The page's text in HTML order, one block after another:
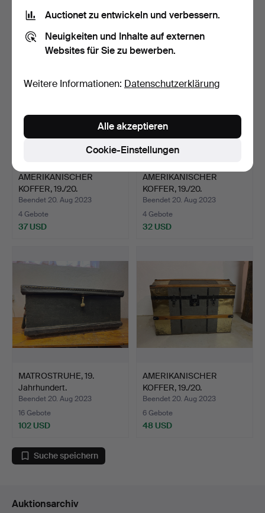
2 Gebote
1 Gebot
AMERIKANISCHER
KOFFER, 19./20.
Jahrhundert.
Beendet 20. Aug 2023
4 Gebote
37 USD
AMERIKANISCHER
KOFFER, 19./20.
Jahrhundert.
Beendet 20. Aug 2023
4 Gebote
32 USD
MATROSTRUHE, 19.
Jahrhundert.
Beendet 20. Aug 2023
16 Gebote
102 USD
AMERIKANISCHER
KOFFER, 19./20.
Jahrhundert.
Beendet 20. Aug 2023
6 Gebote
48 USD
Suche speichern
Auktionsarchiv
Auctionet zu entwickeln und verbessern.
Neuigkeiten und Inhalte auf externen
Websites für Sie zu bewerben.
Weitere Informationen: Datenschutzerklärung
Cookie-Einstellungen
Alle akzeptieren